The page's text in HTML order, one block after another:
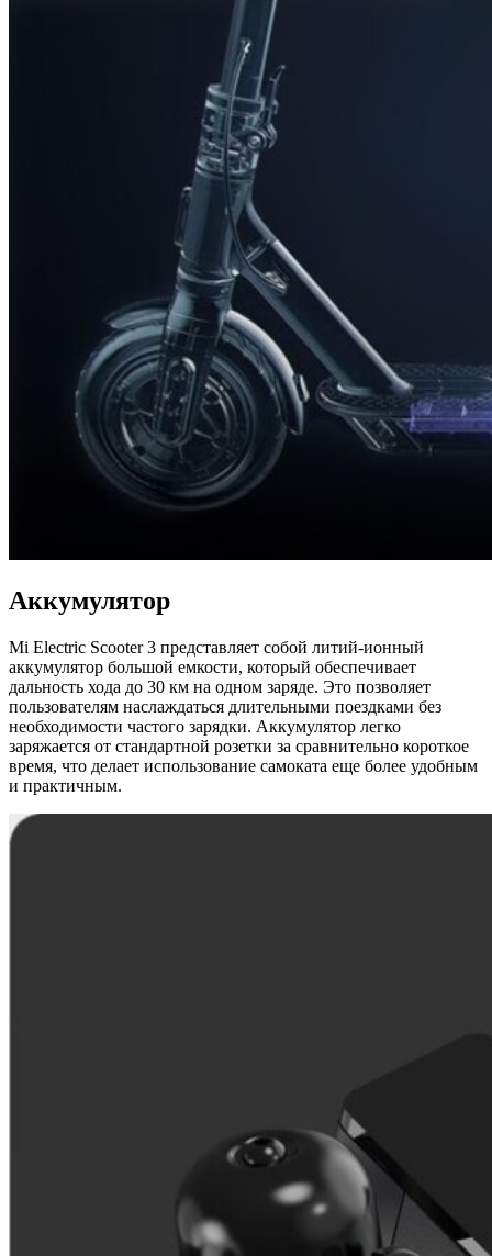
Аккумулятор
Mi Electric Scooter 3 представляет собой литий-ионный
аккумулятор большой емкости, который обеспечивает
дальность хода до 30 км на одном заряде. Это позволяет
пользователям наслаждаться длительными поездками без
необходимости частого зарядки. Аккумулятор легко
заряжается от стандартной розетки за сравнительно короткое
время, что делает использование самоката еще более удобным
и практичным.